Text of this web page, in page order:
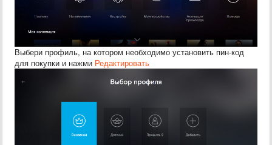
Выбери профиль, на котором необходимо установить пин-код
для покупки и нажми Редактировать